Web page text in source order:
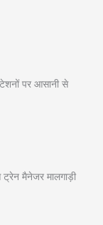
पर आसानी से
मैनेजर मालगाड़ी